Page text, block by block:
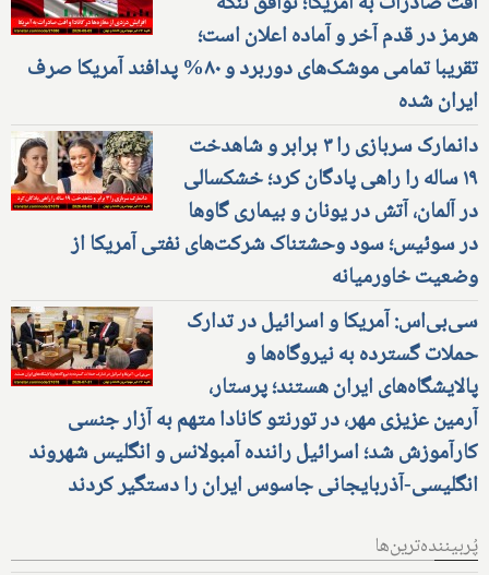
هرمز در قدم آخر و آماده اعلان است؛
تقریبا تمامی موشک‌های دوربرد و ۸۰% پدافند آمریکا صرف
ایران شده
دانمارک سربازی را ۳ برابر و شاهدخت
۱۹ ساله را راهی پادگان کرد؛ خشکسالی
در آلمان، آتش در یونان و بیماری گاوها
در سوئیس؛ سود وحشتناک شرکت‌های نفتی آمریکا از
وضعیت خاورمیانه
سی‌بی‌اس: آمریکا و اسرائیل در تدارک
حملات گسترده به نیروگاه‌ها و
پالایشگاه‌های ایران هستند؛ پرستار،
آرمین عزیزی مهر، در تورنتو کانادا متهم به آزار جنسی
کارآموزش شد؛ اسرائیل راننده آمبولانس و انگلیس شهروند
انگلیسی-آذربایجانی جاسوس ایران را دستگیر کردند
پُربیننده‌ترین‌ها